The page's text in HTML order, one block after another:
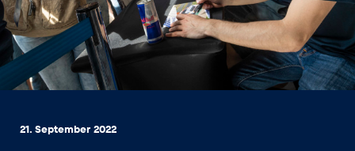
Events
Alle anzeigen
21. September 2022